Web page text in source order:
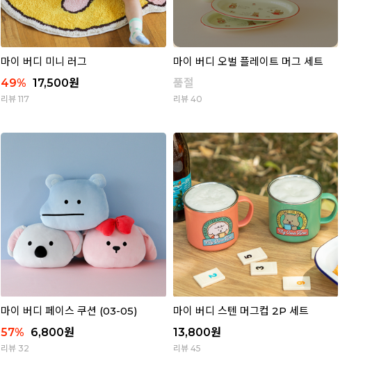
마이 버디 미니 러그
49% 17,500원
리뷰 117
마이 버디 오벌 플레이트 머그 세트
품절
리뷰 40
마이 버디 페이스 쿠션 (03-05)
57% 6,800원
리뷰 32
마이 버디 스텐 머그컵 2P 세트
13,800원
리뷰 45